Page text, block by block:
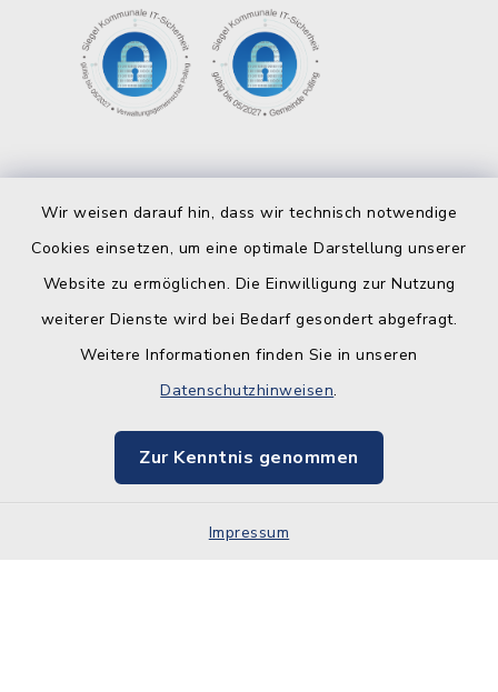
Wir weisen darauf hin, dass wir technisch notwendige
Cookies einsetzen, um eine optimale Darstellung unserer
Website zu ermöglichen. Die Einwilligung zur Nutzung
weiterer Dienste wird bei Bedarf gesondert abgefragt.
Weitere Informationen finden Sie in unseren
Datenschutzhinweisen.
Zur Kenntnis genommen
Impressum
Barrierefreiheit
Sitemap